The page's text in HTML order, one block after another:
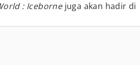
: Icebornejuga akan hadir di